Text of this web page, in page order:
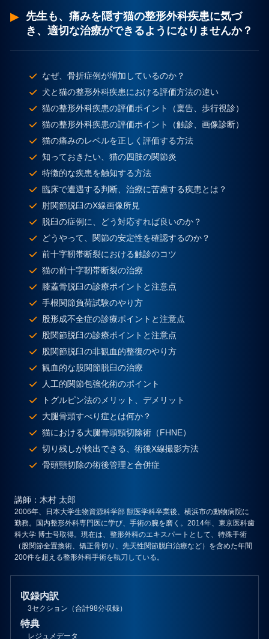
先生も、痛みを隠す猫の整形外科疾患に気づ
き、適切な治療ができるようになりませんか？
なぜ、骨折症例が増加しているのか？
犬と猫の整形外科疾患における評価方法の違い
猫の整形外科疾患の評価ポイント（稟告、歩行視診）
猫の整形外科疾患の評価ポイント（触診、画像診断）
猫の痛みのレベルを正しく評価する方法
知っておきたい、猫の四肢の関節炎
特徴的な疾患を触知する方法
臨床で遭遇する判断、治療に苦慮する疾患とは？
肘関節脱臼のX線画像所見
脱臼の症例に、どう対応すれば良いのか？
どうやって、関節の安定性を確認するのか？
前十字靭帯断裂における触診のコツ
猫の前十字靭帯断裂の治療
膝蓋骨脱臼の診療ポイントと注意点
手根関節負荷試験のやり方
股形成不全症の診療ポイントと注意点
股関節脱臼の診療ポイントと注意点
股関節脱臼の非観血的整復のやり方
観血的な股関節脱臼の治療
人工的関節包強化術のポイント
トグルピン法のメリット、デメリット
大腿骨頭すべり症とは何か？
猫における大腿骨頭頸切除術（FHNE）
切り残しが検出できる、術後X線撮影方法
骨頭頸切除の術後管理と合併症
講師 ：木村 太郎
2006年、日本大学生物資源科学部 獣医学科卒業後、横浜市の動物病院に
勤務。国内整形外科専門医に学び、手術の腕を磨く。2014年、東京医科歯
科大学 博士号取得。現在は、整形外科のエキスパートとして、特殊手術
（股関節全置換術、矯正骨切り、先天性関節脱臼治療など）を含めた年間
200件を超える整形外科手術を執刀している。
収録内訳
3セクション（合計98分収録）
特典
レジュメデータ